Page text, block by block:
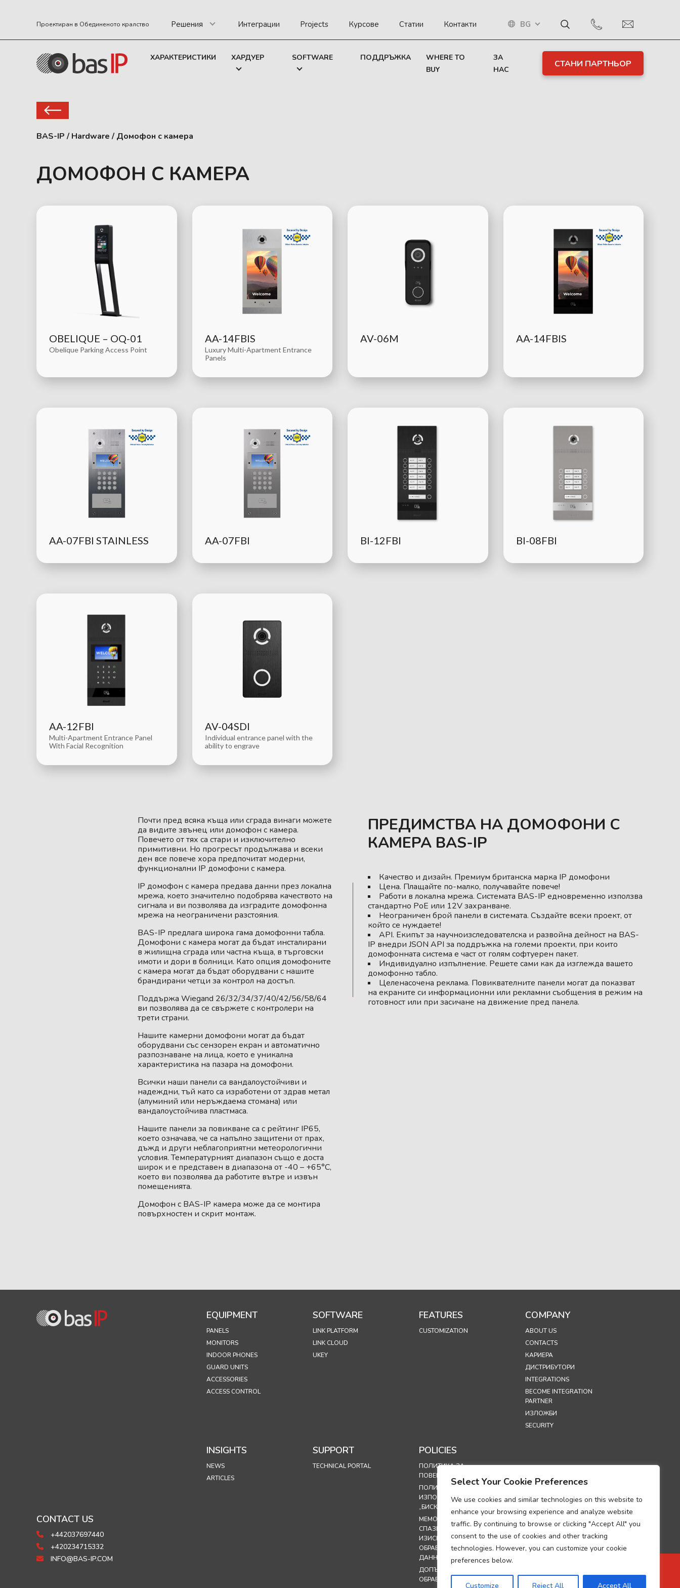
Select Your Cookie Preferences
We use cookies and similar technologies on this website to
enhance your browsing experience and analyze website
traffic. By continuing to browse or clicking "Accept All" you
consent to the use of cookies and other tracking
technologies. However, you can customize your cookie
preferences below.
Customize Reject All Accept All
Проектиран в Обединеното кралство Решения Интеграции Projects Курсове Статии Контакти BG
ХАРАКТЕРИСТИКИ ХАРДУЕР SOFTWARE ПОДДРЪЖКА
WHERE TO
BUY
ЗА
НАС
СТАНИ ПАРТНЬОР
BAS-IP / Hardware / Домофон с камера
ДОМОФОН С КАМЕРА
OBELIQUE – OQ-01
Obelique Parking Access Point
AA-14FBIS
Luxury Multi-Apartment Entrance
Panels
AV-06M AA-14FBIS
AA-07FBI STAINLESS AA-07FBI BI-12FBI BI-08FBI
AA-12FBI
Multi-Apartment Entrance Panel
With Facial Recognition
AV-04SDI
Individual entrance panel with the
ability to engrave
Почти пред всяка къща или сграда винаги можете
да видите звънец или домофон с камера.
Повечето от тях са стари и изключително
примитивни. Но прогресът продължава и всеки
ден все повече хора предпочитат модерни,
функционални IP домофони с камера.
IP домофон с камера предава данни през локална
мрежа, което значително подобрява качеството на
сигнала и ви позволява да изградите домофонна
мрежа на неограничени разстояния.
BAS-IP предлага широка гама домофонни табла.
Домофони с камера могат да бъдат инсталирани
в жилищна сграда или частна къща, в търговски
имоти и дори в болници. Като опция домофоните
с камера могат да бъдат оборудвани с нашите
брандирани четци за контрол на достъп.
Поддържа Wiegand 26/32/34/37/40/42/56/58/64
ви позволява да се свържете с контролери на
трети страни.
Нашите камерни домофони могат да бъдат
оборудвани със сензорен екран и автоматично
разпознаване на лица, което е уникална
характеристика на пазара на домофони.
Всички наши панели са вандалоустойчиви и
надеждни, тъй като са изработени от здрав метал
(алуминий или неръждаема стомана) или
вандалоустойчива пластмаса.
Нашите панели за повикване са с рейтинг IP65,
което означава, че са напълно защитени от прах,
дъжд и други неблагоприятни метеорологични
условия. Температурният диапазон също е доста
широк и е представен в диапазона от -40 – +65°C,
което ви позволява да работите вътре и извън
помещенията.
Домофон с BAS-IP камера може да се монтира
повърхностен и скрит монтаж.
ПРЕДИМСТВА НА ДОМОФОНИ С
КАМЕРА BAS-IP
Качество и дизайн. Премиум британска марка IP домофони
Цена. Плащайте по-малко, получавайте повече!
Работи в локална мрежа. Системата BAS-IP едновременно използва
стандартно PoE или 12V захранване.
Неограничен брой панели в системата. Създайте всеки проект, от
който се нуждаете!
API. Екипът за научноизследователска и развойна дейност на BAS-
IP внедри JSON API за поддръжка на големи проекти, при които
домофонната система е част от голям софтуерен пакет.
Индивидуално изпълнение. Решете сами как да изглежда вашето
домофонно табло.
Целенасочена реклама. Повиквателните панели могат да показват
на екраните си информационни или рекламни съобщения в режим на
готовност или при засичане на движение пред панела.
CONTACT US
+442037697440
+420234715332
INFO@BAS-IP.COM
EQUIPMENT
PANELS
MONITORS
INDOOR PHONES
GUARD UNITS
ACCESSORIES
ACCESS CONTROL
SOFTWARE
LINK PLATFORM
LINK CLOUD
UKEY
FEATURES
CUSTOMIZATION
COMPANY
ABOUT US
CONTACTS
КАРИЕРА
ДИСТРИБУТОРИ
INTEGRATIONS
BECOME INTEGRATION
PARTNER
ИЗЛОЖБИ
SECURITY
INSIGHTS
NEWS
ARTICLES
SUPPORT
TECHNICAL PORTAL
POLICIES
ПОЛИТИКА ЗА
ПОВЕРИТЕЛНОСТ
ПОЛИТИКА ЗА
ИЗПОЛЗВАНЕ НА
„БИСКВИТКИ“ (COOKIES)
МЕМОРАНДУМ ОТНОСНО
СПАЗВАНЕТО НА
ИЗИСКВАНИЯТА ЗА
ОБРАБОТКА НА ЛИЧНИ
ДАННИ
ДОПЪЛНЕНИЕ ЗА
ОБРАБОТКА НА ДАННИ